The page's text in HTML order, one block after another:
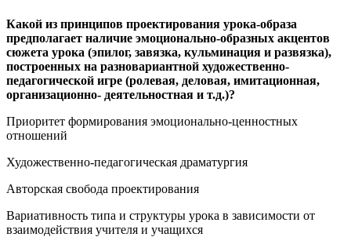
Какой из принципов проектирования урока-образа
предполагает наличие эмоционально-образных акцентов
сюжета урока (эпилог, завязка, кульминация и развязка),
построенных на разновариантной художественно-
педагогической игре (ролевая, деловая, имитационная,
организационно- деятельностная и т.д.)?
Приоритет формирования эмоционально-ценностных
отношений
Художественно-педагогическая драматургия
Авторская свобода проектирования
Вариативность типа и структуры урока в зависимости от
взаимодействия учителя и учащихся